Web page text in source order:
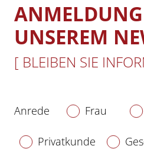
UNSEREM
[ BLEIBEN SIE
Anrede Frau
Privatkunde